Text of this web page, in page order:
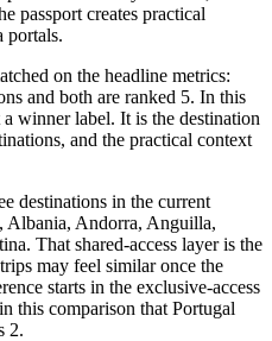
passport creates practical
portals.
on the headline metrics:
and both are ranked 5. In this
winner label. It is the destination
and the practical context
destinations in the current
Albania, Andorra, Anguilla,
That shared-access layer is the
may feel similar once the
starts in the exclusive-access
this comparison that Portugal
2.